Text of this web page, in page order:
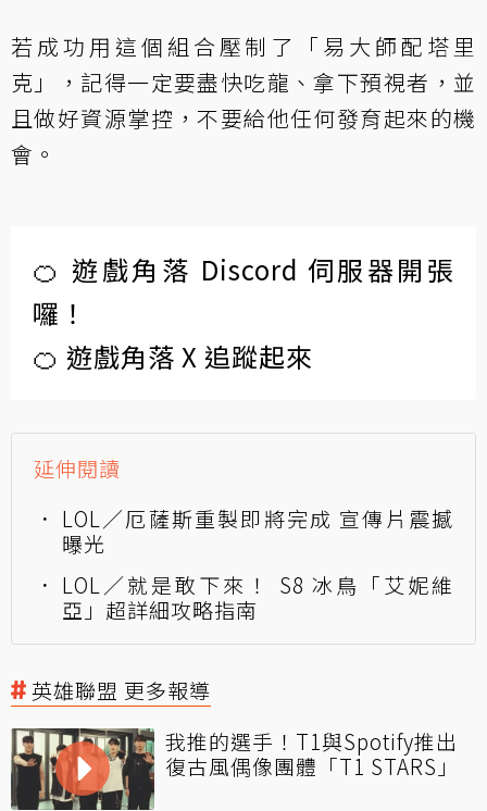
若成功用這個組合壓制了「易大師配塔里
克」，記得一定要盡快吃龍、拿下預視者，並
且做好資源掌控，不要給他任何發育起來的機
會。
🍊 遊戲角落 Discord 伺服器開張
囉！
🍊 遊戲角落 X 追蹤起來
延伸閱讀
LOL／厄薩斯重製即將完成 宣傳片震撼
曝光
LOL／就是敢下來！ S8 冰鳥「艾妮維
亞」超詳細攻略指南
英雄聯盟 更多報導
我推的選手！T1與Spotify推出
復古風偶像團體「T1 STARS」